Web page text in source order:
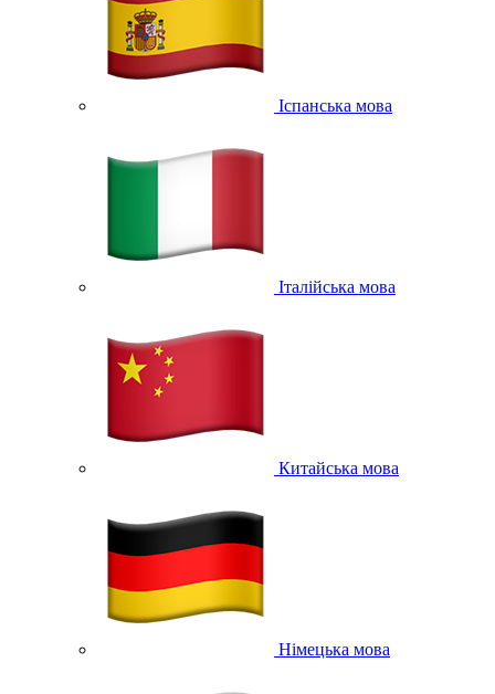
Іспанська мова
Італійська мова
Китайська мова
Німецька мова